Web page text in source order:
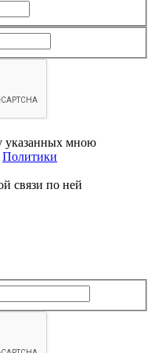
указанных мною
Политики
связи по ней